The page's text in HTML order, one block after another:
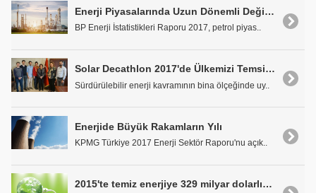
Enerji Piyasalarında Uzun Dönemli Değişimler Yaşanıyor
BP Enerji İstatistikleri Raporu 2017, petrol piyas..
Solar Decathlon 2017'de Ülkemizi Temsil Edecek Teamİstanbul Takımı Zafere Odaklandı
Sürdürülebilir enerji kavramının bina ölçeğinde uy..
Enerjide Büyük Rakamların Yılı
KPMG Türkiye 2017 Enerji Sektör Raporu'nu açık..
2015'te temiz enerjiye 329 milyar dolarlık yatırım